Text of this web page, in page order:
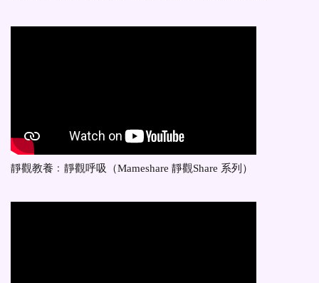
靜觀教養﹕靜觀呼吸（Mameshare 靜觀Share 系列）